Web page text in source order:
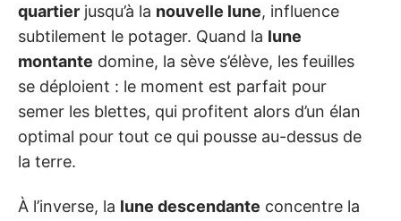
quartier jusqu’à la nouvelle lune, influence
subtilement le potager. Quand la lune
montante domine, la sève s’élève, les feuilles
se déploient : le moment est parfait pour
semer les blettes, qui profitent alors d’un élan
optimal pour tout ce qui pousse au-dessus de
la terre.
À l’inverse, la lune descendante concentre la